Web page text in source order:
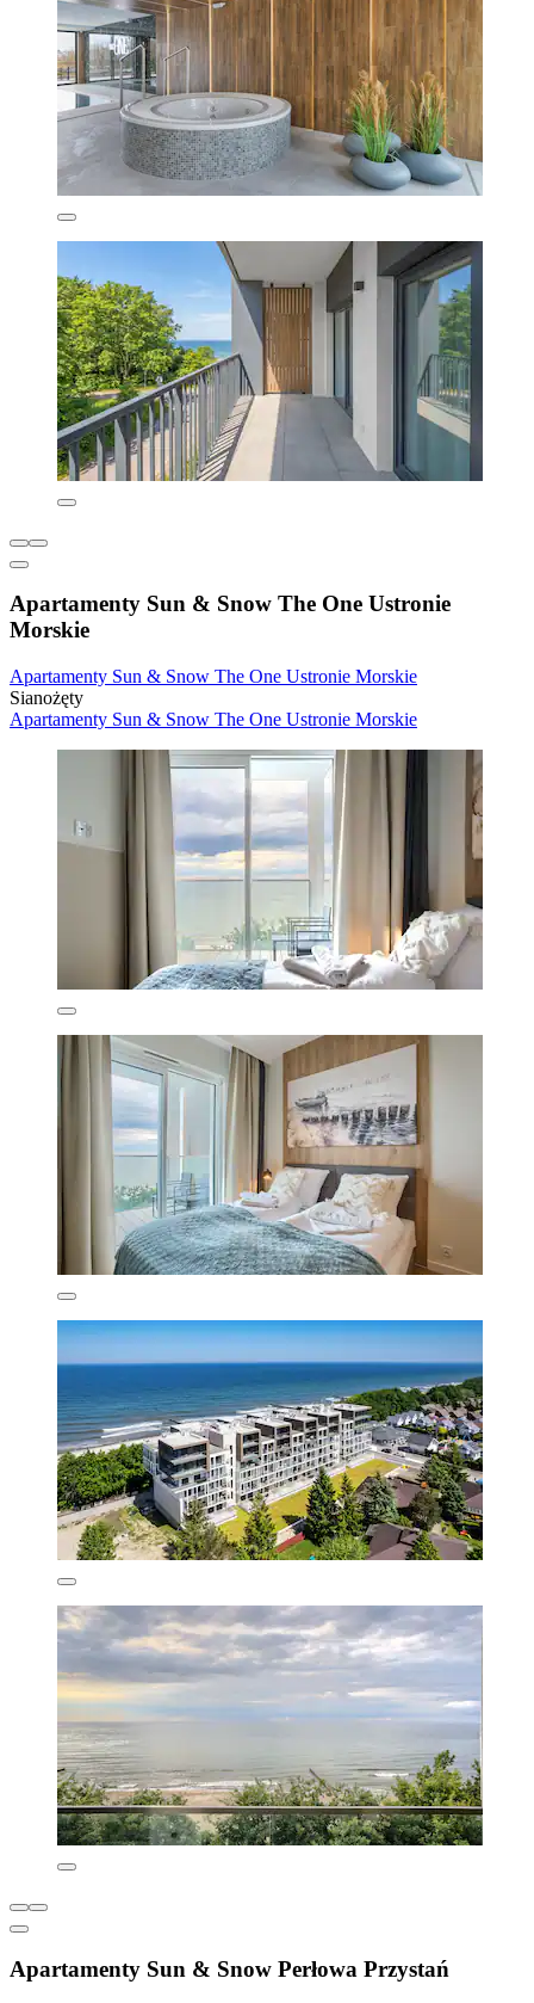
Apartamenty Sun & Snow The One Ustronie
Morskie
Apartamenty Sun & Snow The One Ustronie Morskie
Sianożęty
Apartamenty Sun & Snow The One Ustronie Morskie
Apartamenty Sun & Snow Perłowa Przystań